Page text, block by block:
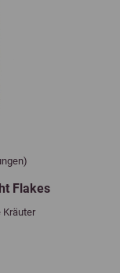
Flakes